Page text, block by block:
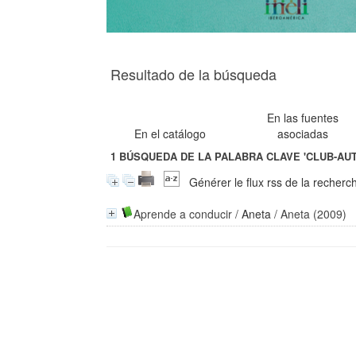
Resultado de la búsqueda
En el catálogo
En las fuentes
asociadas
1 BÚSQUEDA DE LA PALABRA CLAVE'CLUB-
Générer le flux rss de la
Aprende a conducir /Aneta / Aneta (2009)